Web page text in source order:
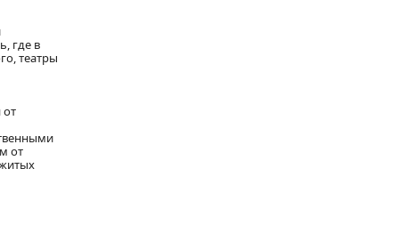
где в
театры
от
от